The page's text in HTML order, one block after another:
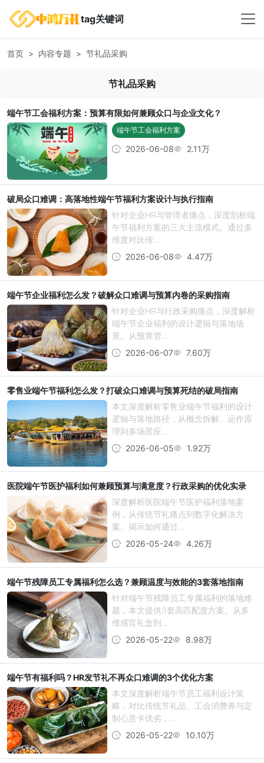
tag关键词
首页 内容专题 节礼品采购
节礼品采购
端午节工会福利方案：预算有限如何兼顾众口与企业文化？
端午节工会福利方案
2026-06-08 2.11万
破局众口难调：高落地性端午节福利方案设计与执行指南
针对企业HR与管理者痛点，深度剖析端
午节福利方案的三大主流模式。通过多
维度对比传...
2026-06-08
4.47万
端午节企业福利怎么发？破解众口难调与预算内卷的采购指南
针对企业HR与行政采购痛点，深度解析
端午节企业福利的设计逻辑与落地场
景。从预算管...
2026-06-07
7.60万
零售业端午节福利怎么发？打破众口难调与预算死结的破局指南
本文深度解析零售业端午节福利的设计
逻辑与落地路径，从概念拆解、运作原
理到多场景应...
2026-06-05
1.92万
医院端午节医护福利如何兼顾预算与满意度？行政采购的优化实录
深度解析医院端午节医护福利落地案
例，从传统节礼痛点到数字化解决方
案。揭示如何通过...
2026-05-24
4.26万
端午节残障员工专属福利怎么选？兼顾温度与效能的3套落地指南
针对端午节残障员工专属福利的落地难
题，本文提供3套高匹配度方案。从多
维感官礼盒到...
2026-05-22
8.98万
端午节有福利吗？HR发节礼不再众口难调的3个优化方案
本文深度解析端午节员工福利设计策
略，对比传统节礼品、工会消费券与定
制心意卡优劣，...
2026-05-22
10.10万